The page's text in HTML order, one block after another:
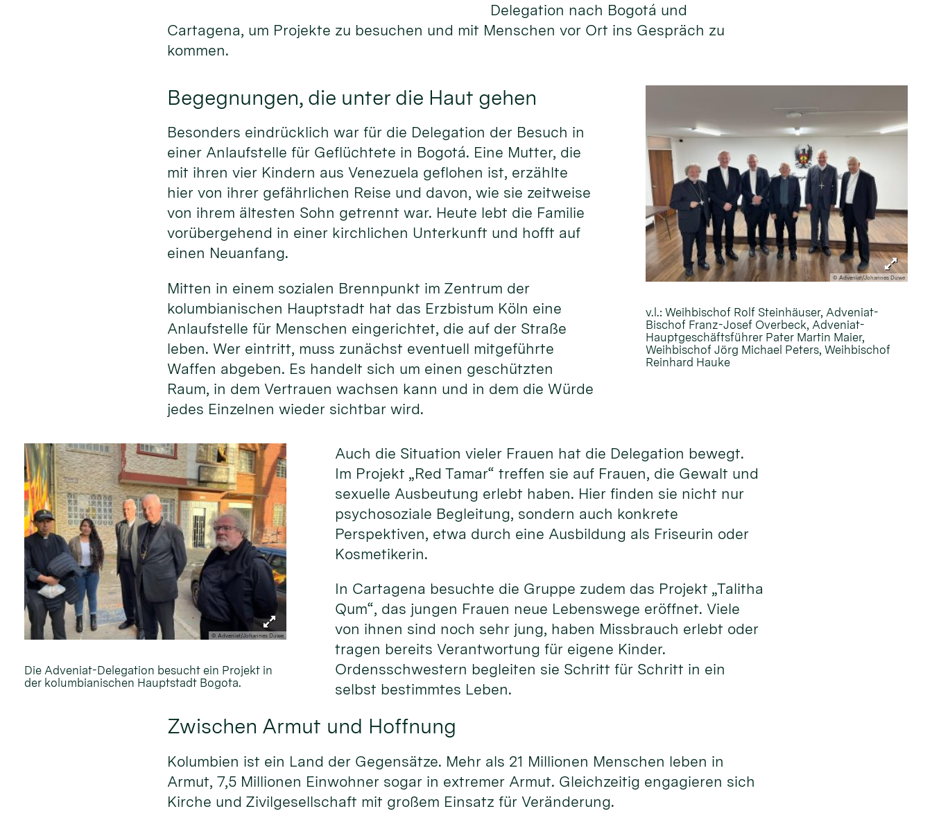
Delegation nach Bogotá und
Cartagena, um Projekte zu besuchen und mit Menschen vor Ort ins Gespräch zu
kommen.
© Adveniat/Johannes Duwe
v.l.: Weihbischof Rolf Steinhäuser, Adveniat-
Bischof Franz-Josef Overbeck, Adveniat-
Hauptgeschäftsführer Pater Martin Maier,
Weihbischof Jörg Michael Peters, Weihbischof
Reinhard Hauke
Begegnungen, die unter die Haut gehen
Besonders eindrücklich war für die Delegation der Besuch in
einer Anlaufstelle für Geflüchtete in Bogotá. Eine Mutter, die
mit ihren vier Kindern aus Venezuela geflohen ist, erzählte
hier von ihrer gefährlichen Reise und davon, wie sie zeitweise
von ihrem ältesten Sohn getrennt war. Heute lebt die Familie
vorübergehend in einer kirchlichen Unterkunft und hofft auf
einen Neuanfang.
Mitten in einem sozialen Brennpunkt im Zentrum der
kolumbianischen Hauptstadt hat das Erzbistum Köln eine
Anlaufstelle für Menschen eingerichtet, die auf der Straße
leben. Wer eintritt, muss zunächst eventuell mitgeführte
Waffen abgeben. Es handelt sich um einen geschützten
Raum, in dem Vertrauen wachsen kann und in dem die Würde
jedes Einzelnen wieder sichtbar wird.
© Adveniat/Johannes Duwe
Die Adveniat-Delegation besucht ein Projekt in
der kolumbianischen Hauptstadt Bogota.
Auch die Situation vieler Frauen hat die Delegation bewegt.
Im Projekt „Red Tamar“ treffen sie auf Frauen, die Gewalt und
sexuelle Ausbeutung erlebt haben. Hier finden sie nicht nur
psychosoziale Begleitung, sondern auch konkrete
Perspektiven, etwa durch eine Ausbildung als Friseurin oder
Kosmetikerin.
In Cartagena besuchte die Gruppe zudem das Projekt „Talitha
Qum“, das jungen Frauen neue Lebenswege eröffnet. Viele
von ihnen sind noch sehr jung, haben Missbrauch erlebt oder
tragen bereits Verantwortung für eigene Kinder.
Ordensschwestern begleiten sie Schritt für Schritt in ein
selbst bestimmtes Leben.
Zwischen Armut und Hoffnung
Kolumbien ist ein Land der Gegensätze. Mehr als 21 Millionen Menschen leben in
Armut, 7,5 Millionen Einwohner sogar in extremer Armut. Gleichzeitig engagieren sich
Kirche und Zivilgesellschaft mit großem Einsatz für Veränderung.